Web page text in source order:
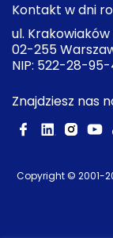
Kontakt w dni
ul. Krakowiaków
02-255
NIP: 522-28-
Znajdziesz nas
Copyright © 2001-